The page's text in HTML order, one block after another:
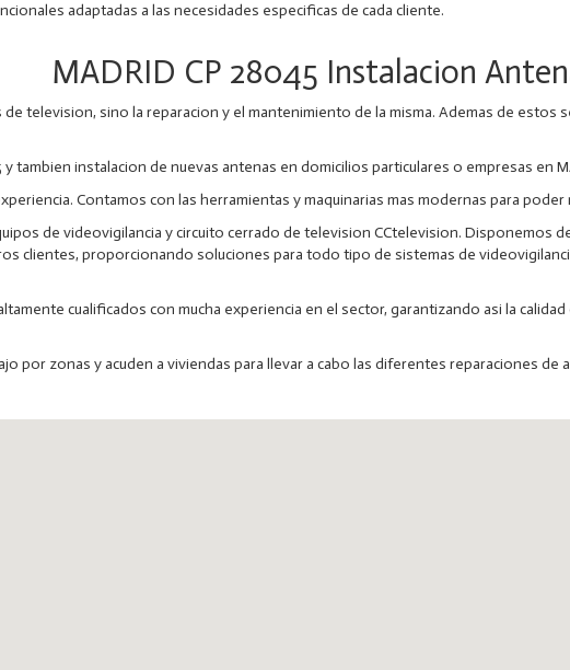
adaptadas a las necesidades especificas de cada cliente.
MADRID CP 28045 Instalacion
television, sino la reparacion y el mantenimiento de la misma. Ademas de estos
tambien instalacion de nuevas antenas en domicilios particulares o empresas en
Contamos con las herramientas y maquinarias mas modernas para
de videovigilancia y circuito cerrado de television CCtelevision. Disponemos
clientes, proporcionando soluciones para todo tipo de sistemas de
cualificados con mucha experiencia en el sector, garantizando asi la
por zonas y acuden a viviendas para llevar a cabo las diferentes reparaciones